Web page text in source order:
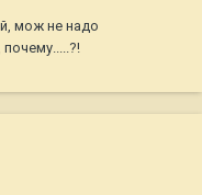
мож не надо